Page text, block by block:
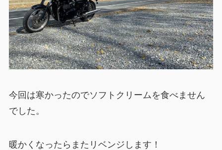
今回は寒かったのでソフトクリームを食べません
でした。
暖かくなったらまたリベンジします！